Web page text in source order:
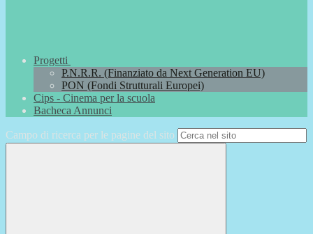
Progetti
P.N.R.R. (Finanziato da Next Generation EU)
PON (Fondi Strutturali Europei)
Cips - Cinema per la scuola
Bacheca Annunci
Campo di ricerca per le pagine del sito